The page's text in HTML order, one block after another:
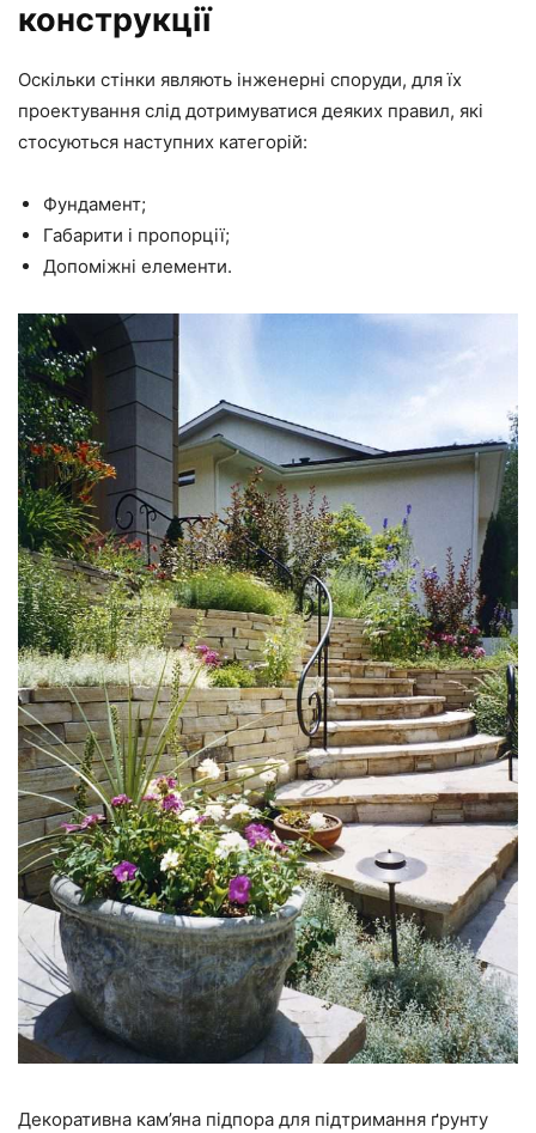
конструкції
Оскільки стінки являють інженерні споруди, для їх
проектування слід дотримуватися деяких правил, які
стосуються наступних категорій:
Фундамент;
Габарити і пропорції;
Допоміжні елементи.
Декоративна кам’яна підпора для підтримання ґрунту